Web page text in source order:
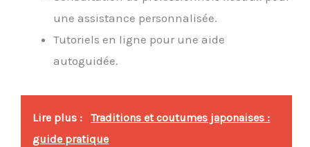
une assistance personnalisée.
Tutoriels en ligne pour une aide
autoguidée.
Lire plus :
Traditions et coutumes japonaises :
guide pratique